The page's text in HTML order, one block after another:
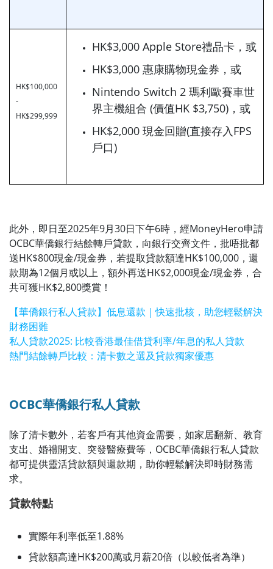
HK$100,000
-
HK$299,999
HK$3,000 Apple Store禮品卡，或
HK$3,000 惠康購物現金券，或
Nintendo Switch 2 瑪利歐賽車世
界主機組合 (價值HK $3,750)，或
HK$2,000 現金回贈(直接存入FPS
戶口)
此外，即日至2025年9月30日下午6時，經MoneyHero申請
OCBC華僑銀行結餘轉戶貸款，向銀行交齊文件，批唔批都
送HK$800現金/現金券，若提取貸款額達HK$100,000，還
款期為12個月或以上，額外再送HK$2,000現金/現金券，合
共可獲HK$2,800獎賞！
【華僑銀行私人貸款】低息還款｜快速批核，助您輕鬆解決
財務困難
私人貸款2025: 比較香港最佳借貸利率/年息的私人貸款
熱門結餘轉戶比較：清卡數之選及貸款獨家優惠
OCBC華僑銀行私人貸款
除了清卡數外，若客戶有其他資金需要，如家居翻新、教育
支出、婚禮開支、突發醫療費等，OCBC華僑銀行私人貸款
都可提供靈活貸款額與還款期，助你輕鬆解決即時財務需
求。
貸款特點
實際年利率低至1.88%
貸款額高達HK$200萬或月薪20倍（以較低者為準）